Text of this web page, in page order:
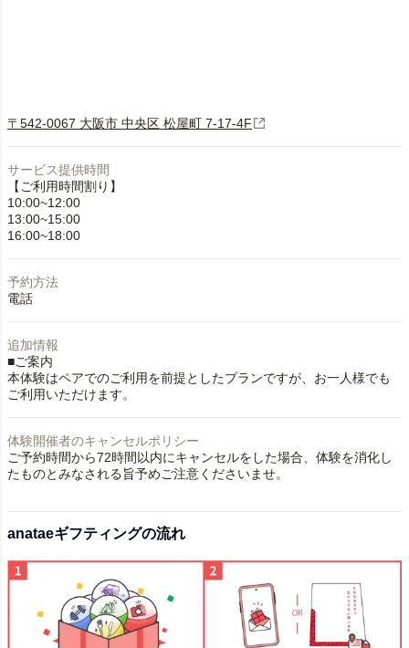
〒542-0067 大阪市 中央区 松屋町 7-17-4F
サービス提供時間
【ご利用時間割り】
10:00~12:00
13:00~15:00
16:00~18:00
予約方法
電話
追加情報
■ご案内
本体験はペアでのご利用を前提としたプランですが、お一人様でも
ご利用いただけます。
体験開催者のキャンセルポリシー
ご予約時間から72時間以内にキャンセルをした場合、体験を消化し
たものとみなされる旨予めご注意くださいませ。
anataeギフティングの流れ